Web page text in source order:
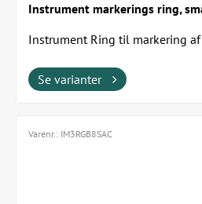
Instrument markerings ring,
Instrument Ring til markering
Se varianter
Varenr.: IM3RGB8SAC